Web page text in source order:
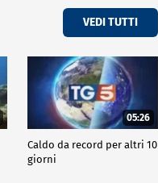
VEDI TUTTI
05:26
Caldo da record per altri 10
giorni